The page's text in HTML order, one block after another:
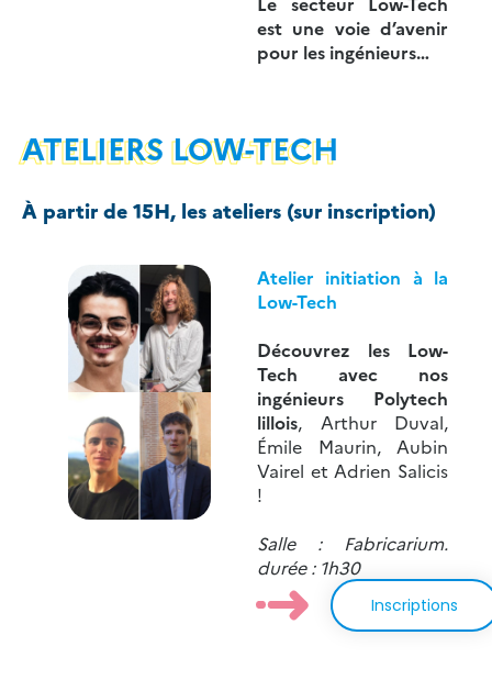
est une voie d’avenir
pour les ingénieurs…
ATELIERS LOW-TECH
À partir de 15H, les ateliers (sur inscription)
Atelier initiation à la
Low-Tech
Découvrez les Low-
Tech avec nos
ingénieurs Polytech
lillois, Arthur Duval,
Émile Maurin, Aubin
Vairel et Adrien Salicis
!
Salle : Fabricarium.
durée : 1h30
Inscriptions